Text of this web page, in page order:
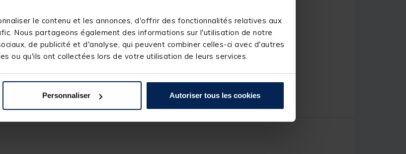
le contenu et les annonces, d'offrir des fonctionnalités relatives aux
Nous partageons également des informations sur l'utilisation de notre
de publicité et d'analyse, qui peuvent combiner celles-ci avec d'autres
ou qu'ils ont collectées lors de votre utilisation de leurs services.
Personnaliser Autoriser tous les cookies